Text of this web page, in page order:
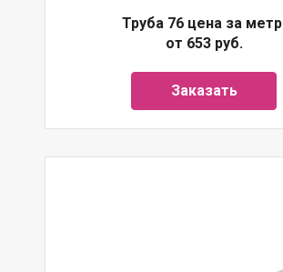
Труба 76 цена за метр
от 653 руб.
Заказать